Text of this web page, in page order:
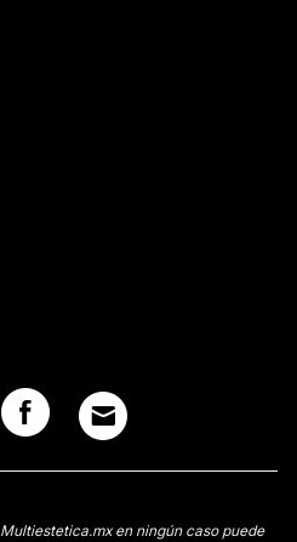
en ningún caso puede